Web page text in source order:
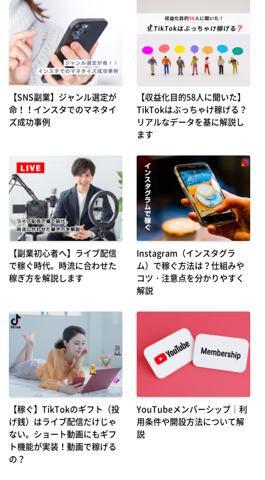
【SNS副業】ジャンル選定が
命！！インスタでのマネタイ
ズ成功事例
【収益化目的58人に聞いた】
TikTokはぶっちゃけ稼げる？
リアルなデータを基に解説し
ます
【副業初心者へ】ライブ配信
で稼ぐ時代。時流に合わせた
稼ぎ方を解説します
Instagram（インスタグラ
ム）で稼ぐ方法は？仕組みや
コツ・注意点を分かりやすく
解説
【稼ぐ】TikTokのギフト（投
げ銭）はライブ配信だけじゃ
ない。ショート動画にもギフ
ト機能が実装！動画で稼げる
の？
YouTubeメンバーシップ｜利
用条件や開設方法について解
説